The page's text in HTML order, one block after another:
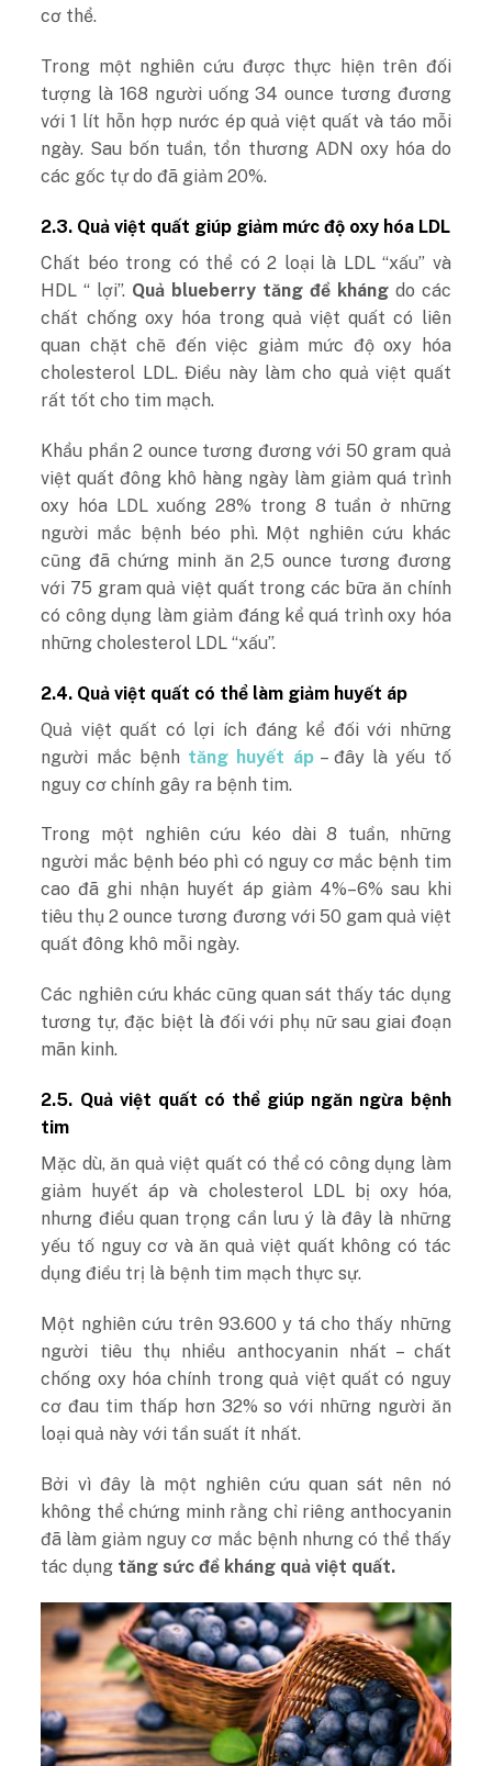
cơ thể.
Trong một nghiên cứu được thực hiện trên đối
tượng là 168 người uống 34 ounce tương đương
với 1 lít hỗn hợp nước ép quả việt quất và táo mỗi
ngày. Sau bốn tuần, tổn thương ADN oxy hóa do
các gốc tự do đã giảm 20%.
2.3. Quả việt quất giúp giảm mức độ oxy hóa LDL
Chất béo trong có thể có 2 loại là LDL “xấu” và
HDL “ lợi”. Quả blueberry tăng đề kháng do các
chất chống oxy hóa trong quả việt quất có liên
quan chặt chẽ đến việc giảm mức độ oxy hóa
cholesterol LDL. Điều này làm cho quả việt quất
rất tốt cho tim mạch.
Khẩu phần 2 ounce tương đương với 50 gram quả
việt quất đông khô hàng ngày làm giảm quá trình
oxy hóa LDL xuống 28% trong 8 tuần ở những
người mắc bệnh béo phì. Một nghiên cứu khác
cũng đã chứng minh ăn 2,5 ounce tương đương
với 75 gram quả việt quất trong các bữa ăn chính
có công dụng làm giảm đáng kể quá trình oxy hóa
những cholesterol LDL “xấu”.
2.4. Quả việt quất có thể làm giảm huyết áp
Quả việt quất có lợi ích đáng kể đối với những
người mắc bệnh tăng huyết áp– đây là yếu tố
nguy cơ chính gây ra bệnh tim.
Trong một nghiên cứu kéo dài 8 tuần, những
người mắc bệnh béo phì có nguy cơ mắc bệnh tim
cao đã ghi nhận huyết áp giảm 4%–6% sau khi
tiêu thụ 2 ounce tương đương với 50 gam quả việt
quất đông khô mỗi ngày.
Các nghiên cứu khác cũng quan sát thấy tác dụng
tương tự, đặc biệt là đối với phụ nữ sau giai đoạn
mãn kinh.
2.5. Quả việt quất có thể giúp ngăn ngừa bệnh
tim
Mặc dù, ăn quả việt quất có thể có công dụng làm
giảm huyết áp và cholesterol LDL bị oxy hóa,
nhưng điều quan trọng cần lưu ý là đây là những
yếu tố nguy cơ và ăn quả việt quất không có tác
dụng điều trị là bệnh tim mạch thực sự.
Một nghiên cứu trên 93.600 y tá cho thấy những
người tiêu thụ nhiều anthocyanin nhất – chất
chống oxy hóa chính trong quả việt quất có nguy
cơ đau tim thấp hơn 32% so với những người ăn
loại quả này với tần suất ít nhất.
Bởi vì đây là một nghiên cứu quan sát nên nó
không thể chứng minh rằng chỉ riêng anthocyanin
đã làm giảm nguy cơ mắc bệnh nhưng có thể thấy
tác dụng tăng sức đề kháng quả việt quất.